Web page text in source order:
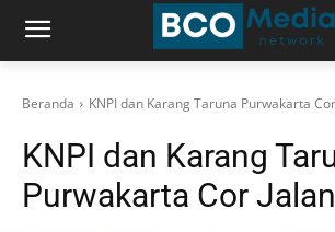
Beranda KNPI dan Karang Taruna Purwakarta
KNPI dan Karang
Purwakarta Cor